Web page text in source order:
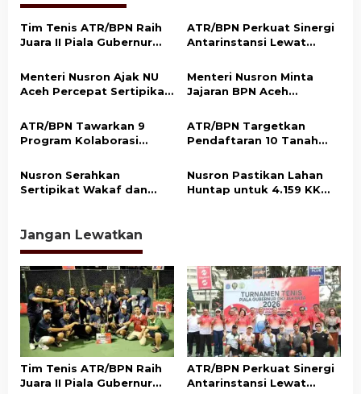
a
s
i
p
o
s
Tim Tenis ATR/BPN Raih
Juara II Piala Gubernur
ATR/BPN Perkuat Sinergi
Antarinstansi Lewat
Gubernur DKI Jakarta
2026
Menteri Nusron Ajak NU
Aceh Percepat Sertipikasi
Kepastian Hukum Aset
Umat
Menteri Nusron Minta
Jajaran BPN Aceh
Layanan Pertanahan
Berbasis Kepuasan
Masyarakat
ATR/BPN Tawarkan 9
Program Kolaborasi
untuk Perkuat Layanan
Pertanahan
ATR/BPN Targetkan
Pendaftaran 10 Tanah
Perkuat Perlindungan
Hak Masyarakat Adat
Nusron Serahkan
Sertipikat Wakaf dan
Masjid di Aceh Tamiang
Nusron Pastikan Lahan
Huntap untuk 4.159 KK
Jangan Lewatkan
Tim Tenis ATR/BPN Raih
Juara II Piala Gubernur
ATR/BPN Perkuat Sinergi
Antarinstansi Lewat